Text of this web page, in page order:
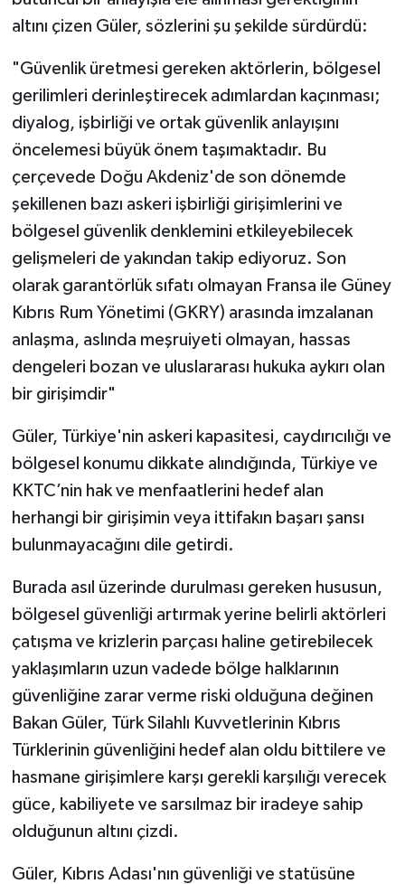
altını çizen Güler, sözlerini şu şekilde sürdürdü:
"Güvenlik üretmesi gereken aktörlerin, bölgesel
gerilimleri derinleştirecek adımlardan kaçınması;
diyalog, işbirliği ve ortak güvenlik anlayışını
öncelemesi büyük önem taşımaktadır. Bu
çerçevede Doğu Akdeniz'de son dönemde
şekillenen bazı askeri işbirliği girişimlerini ve
bölgesel güvenlik denklemini etkileyebilecek
gelişmeleri de yakından takip ediyoruz. Son
olarak garantörlük sıfatı olmayan Fransa ile Güney
Kıbrıs Rum Yönetimi (GKRY) arasında imzalanan
anlaşma, aslında meşruiyeti olmayan, hassas
dengeleri bozan ve uluslararası hukuka aykırı olan
bir girişimdir"
Güler, Türkiye'nin askeri kapasitesi, caydırıcılığı ve
bölgesel konumu dikkate alındığında, Türkiye ve
KKTC’nin hak ve menfaatlerini hedef alan
herhangi bir girişimin veya ittifakın başarı şansı
bulunmayacağını dile getirdi.
Burada asıl üzerinde durulması gereken hususun,
bölgesel güvenliği artırmak yerine belirli aktörleri
çatışma ve krizlerin parçası haline getirebilecek
yaklaşımların uzun vadede bölge halklarının
güvenliğine zarar verme riski olduğuna değinen
Bakan Güler, Türk Silahlı Kuvvetlerinin Kıbrıs
Türklerinin güvenliğini hedef alan oldu bittilere ve
hasmane girişimlere karşı gerekli karşılığı verecek
güce, kabiliyete ve sarsılmaz bir iradeye sahip
olduğunun altını çizdi.
Güler, Kıbrıs Adası'nın güvenliği ve statüsüne